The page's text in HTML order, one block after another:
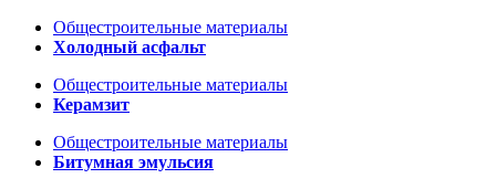
Общестроительные материалы
Холодный асфальт
Общестроительные материалы
Керамзит
Общестроительные материалы
Битумная эмульсия